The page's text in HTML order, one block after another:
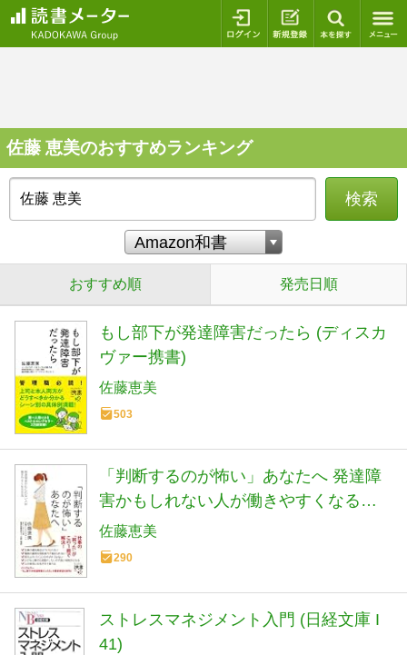
ログイン 新規登録
佐藤 恵美のおすすめランキング
検索
おすすめ順 発売日順
もし部下が発達障害だったら (ディスカ
ヴァー携書)
佐藤恵美
503
「判断するのが怖い」あなたへ 発達障
害かもしれない人が働きやすくなる方
法 (ディスカヴァー携書)
佐藤恵美
290
ストレスマネジメント入門 (日経文庫 I
41)